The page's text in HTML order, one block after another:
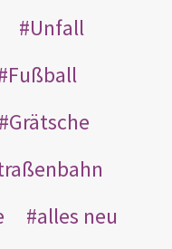
Unfall
Fußball
Grätsche
alles neu